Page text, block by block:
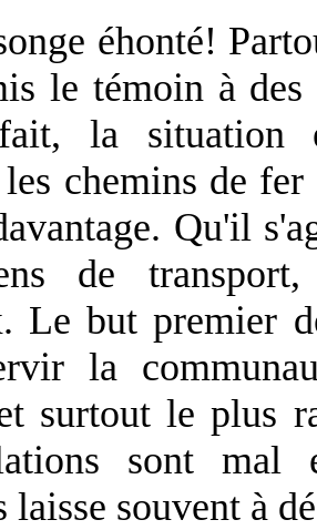
éhonté!
le témoin à
la situation
chemins de
Qu'il
de
Le but premier
la
surtout le plus
sont mal
laisse souvent à